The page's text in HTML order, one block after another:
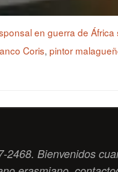
en guerra de África
Coris, pintor
Bienvenidos